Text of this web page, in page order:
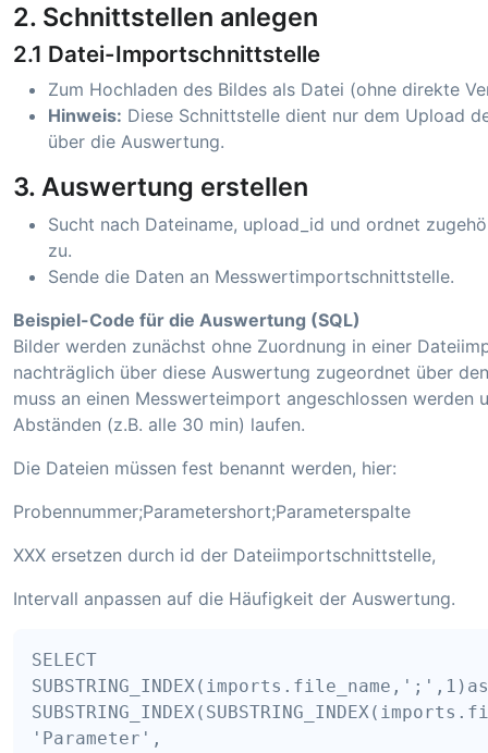
2. Schnittstellen anlegen
2.1 Datei-Importschnittstelle
Zum Hochladen des Bildes als Datei (ohne direkte
Hinweis: Diese Schnittstelle dient nur dem Upload
über die Auswertung.
3. Auswertung erstellen
Sucht nach Dateiname, upload_id und ordnet
zu.
Sende die Daten an Messwertimportschnittstelle.
Beispiel-Code für die Auswertung (SQL)
Bilder werden zunächst ohne Zuordnung in einer
nachträglich über diese Auswertung zugeordnet über
muss an einen Messwerteimport angeschlossen werden
Abständen (z.B. alle 30 min) laufen.
Die Dateien müssen fest benannt werden, hier:
Probennummer;Parametershort;Parameterspalte
XXX ersetzen durch id der Dateiimportschnittstelle,
Intervall anpassen auf die Häufigkeit der Auswertung.
SELECT
'Parameter',